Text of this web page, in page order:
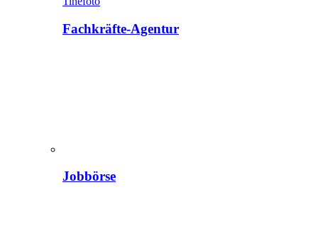
Fachkräfte-Agentur
Jobbörse